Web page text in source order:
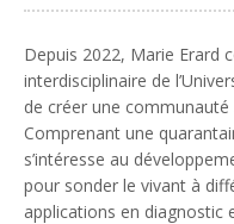
Depuis 2022, Marie Erard
interdisciplinaire de
de créer une
Comprenant une
s’intéresse au
pour sonder le vivant à
applications en diagnostic